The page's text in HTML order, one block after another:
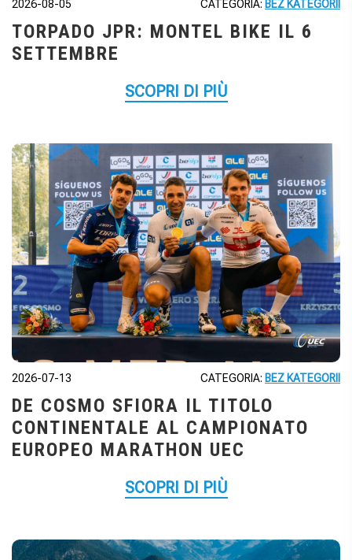
2026-08-05 CATEGORIA: BEZ KATEGORII
TORPADO JPR: MONTEL BIKE IL 6
SETTEMBRE
SCOPRI DI PIÙ
2026-07-13 CATEGORIA: BEZ KATEGORII
DE COSMO SFIORA IL TITOLO
CONTINENTALE AL CAMPIONATO
EUROPEO MARATHON UEC
SCOPRI DI PIÙ